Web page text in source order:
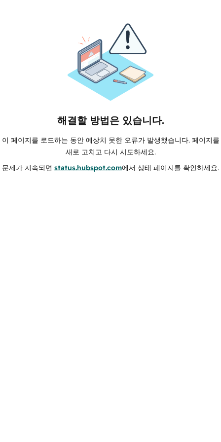
해결할 방법은 있습니다.
이 페이지를 로드하는 동안 예상치 못한 오류가 발생했습니다. 페이지를
새로 고치고 다시 시도하세요.
문제가 지속되면 status.hubspot.com에서 상태 페이지를 확인하세요.